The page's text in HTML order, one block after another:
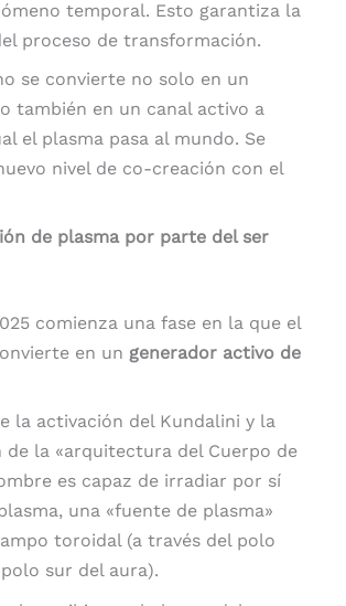
temporal. Esto garantiza la
proceso de transformación.
se convierte no solo en un
también en un canal activo a
el plasma pasa al mundo. Se
nivel de co-creación con el
de plasma por parte del ser
comienza una fase en la que el
en un generador activo de
la activación del Kundalini y la
de la «arquitectura del Cuerpo de
es capaz de irradiar por sí
una «fuente de plasma»
toroidal (a través del polo
sur del aura).